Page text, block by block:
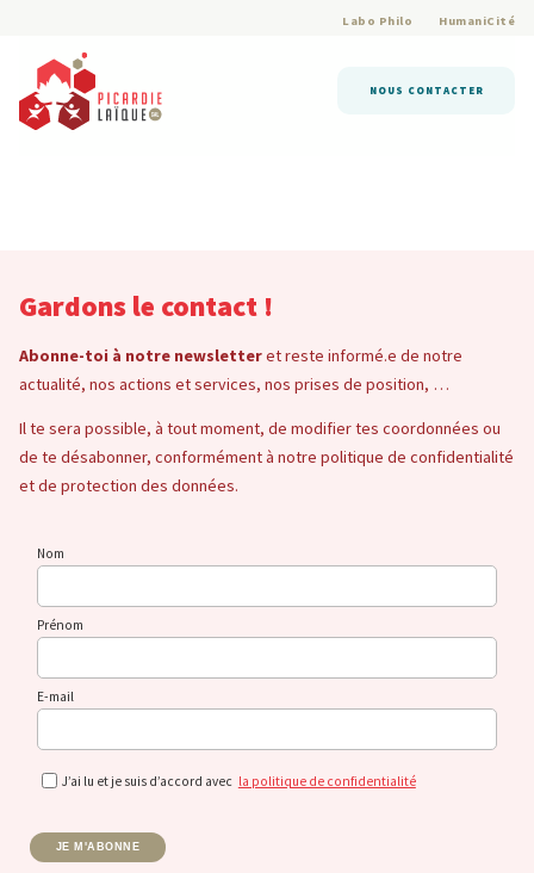
Labo Philo HumaniCité
NOUS CONTACTER
Gardons le contact !
Abonne-toi à notre newsletteret reste informé.e de notre
actualité, nos actions et services, nos prises de position, …
Il te sera possible, à tout moment, de modifier tes coordonnées ou
de te désabonner, conformément à notre politique de confidentialité
et de protection des données.
Nom
Prénom
E-mail
J’ai lu et je suis d’accord avec la politique de confidentialité
JE M'ABONNE